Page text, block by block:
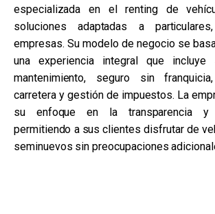
especializada en el renting de
soluciones adaptadas a
empresas. Su modelo de negocio se
una experiencia integral que incluye
mantenimiento, seguro sin
carretera y gestión de impuestos. La
su enfoque en la transparencia y
permitiendo a sus clientes disfrutar de
seminuevos sin preocupaciones